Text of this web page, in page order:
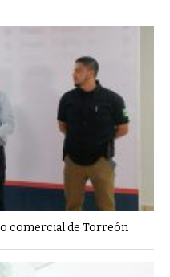
comercial de Torreón